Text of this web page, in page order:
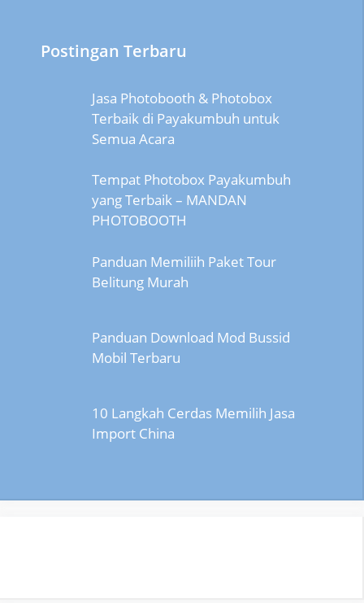
Postingan Terbaru
Jasa Photobooth & Photobox
Terbaik di Payakumbuh untuk
Semua Acara
Tempat Photobox Payakumbuh
yang Terbaik – MANDAN
PHOTOBOOTH
Panduan Memiliih Paket Tour
Belitung Murah
Panduan Download Mod Bussid
Mobil Terbaru
10 Langkah Cerdas Memilih Jasa
Import China